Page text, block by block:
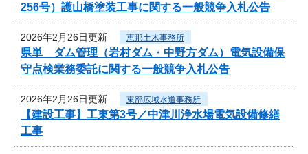
256号）護山橋塗装工事に関する一般競争入札公告
2026年2月26日更新 恵那土木事務所
県単 ダム管理（岩村ダム・中野方ダム）電気設備保
守点検業務委託に関する一般競争入札公告
2026年2月26日更新 東部広域水道事務所
【建設工事】工東第3号／中津川浄水場電気設備修繕
工事